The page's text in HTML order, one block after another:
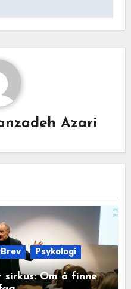
Azari
Psykologi
Om å finne